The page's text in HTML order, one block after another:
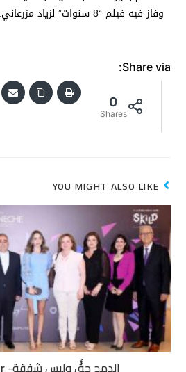
وفاز فيه فيلم “8 سنوات” لزياد مزرعاني.
Share via:
0
Shares
YOU MIGHT ALSO LIKE